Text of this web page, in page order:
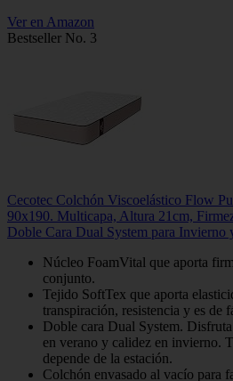
Ver en Amazon
Bestseller No. 3
Cecotec Colchón Viscoelástico Flow
90x190. Multicapa, Altura 21cm,
Doble Cara Dual System para Invierno
Núcleo FoamVital que aporta
conjunto.
Tejido SoftTex que aporta
transpiración, resistencia y es de
Doble cara Dual System.
en verano y calidez en invierno.
depende de la estación.
Colchón envasado al vacío para